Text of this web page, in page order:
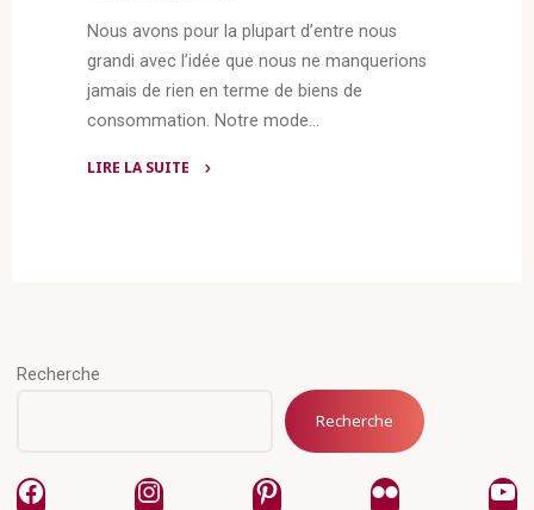
Nous avons pour la plupart d’entre nous
grandi avec l’idée que nous ne manquerions
jamais de rien en terme de biens de
consommation. Notre mode…
LIRE LA SUITE
Recherche
Recherche
FacebookInstagramPinterest Flickr